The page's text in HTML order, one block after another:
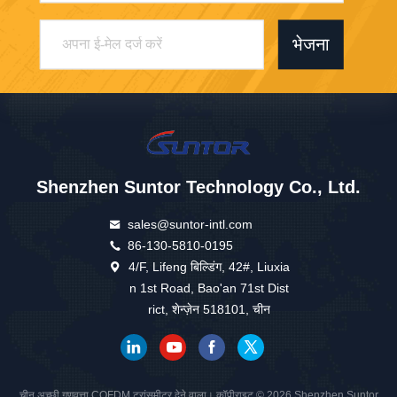
भेजना
Shenzhen Suntor Technology Co., Ltd.
sales@suntor-intl.com
86-130-5810-0195
4/F, Lifeng बिल्डिंग, 42#, Liuxia
n 1st Road, Bao'an 71st Dist
rict, शेन्ज़ेन 518101, चीन